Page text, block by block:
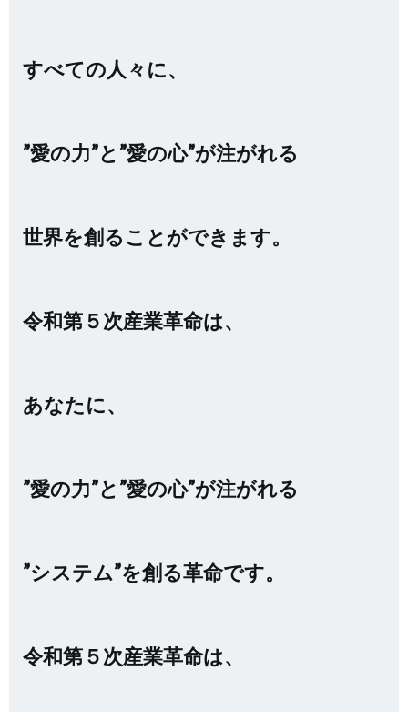
すべての人々に、
”愛の力”と”愛の心”が注がれる
世界を創ることができます。
令和第５次産業革命は、
あなたに、
”愛の力”と”愛の心”が注がれる
”システム”を創る革命です。
令和第５次産業革命は、